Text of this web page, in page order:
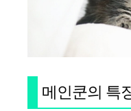
메인쿤의 특